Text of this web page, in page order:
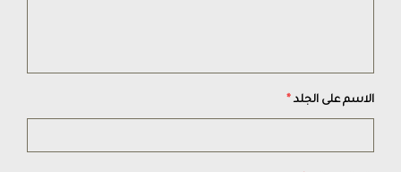
الاسم على الجلد*